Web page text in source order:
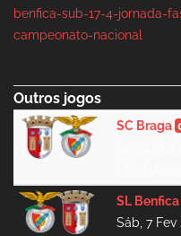
benfica-sub-17-4-jornada-
campeonato-nacional
Outros jogos
SC Braga
SL Benfica
Sáb, 7 Fev